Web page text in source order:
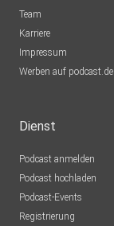
Team
Karriere
Impressum
Werben auf podcast.de
Dienst
Podcast anmelden
Podcast hochladen
Podcast-Events
Registrierung